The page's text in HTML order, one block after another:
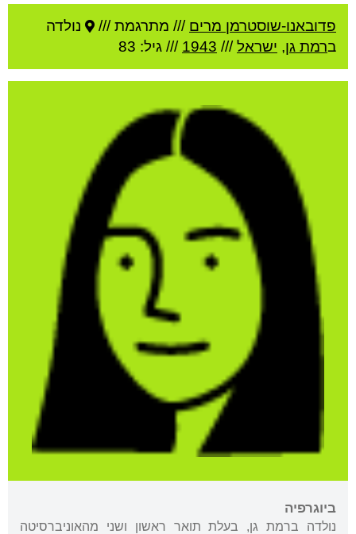
פדובאנו-שוסטרמן מרים /// מתרגמת ///
נולדה
ברמת גן, ישראל///
1943 /// גיל: 83
ביוגרפיה
נולדה ברמת גן, בעלת תואר ראשון ושני מהאוניברסיטה